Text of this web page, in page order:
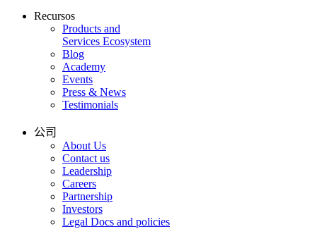
Recursos
Products and
Services Ecosystem
Blog
Academy
Events
Press & News
Testimonials
公司
About Us
Contact us
Leadership
Careers
Partnership
Investors
Legal Docs and policies